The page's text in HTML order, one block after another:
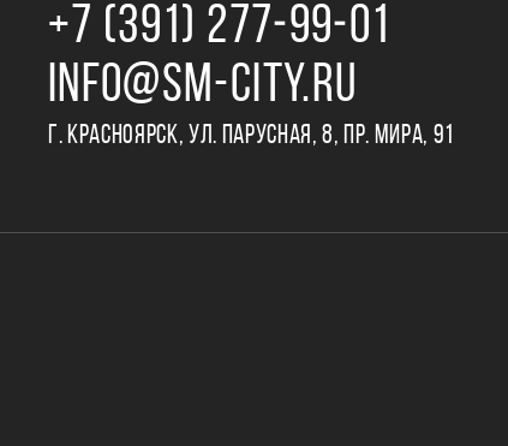
+7 (391) 277‒99‒01
INFO@SM-CITY.RU
Г. КРАСНОЯРСК, УЛ. ПАРУСНАЯ, 8, ПР. МИРА, 91